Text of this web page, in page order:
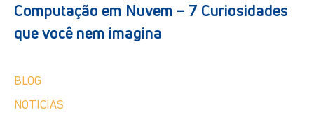
Computação em Nuvem – 7 Curiosidades
que você nem imagina
BLOG
NOTICIAS